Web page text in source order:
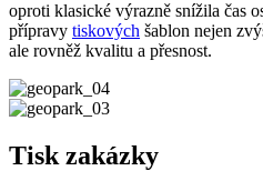
oproti klasické výrazně snížila čas
přípravy tiskových šablon nejen
ale rovněž kvalitu a přesnost.
Tisk zakázky